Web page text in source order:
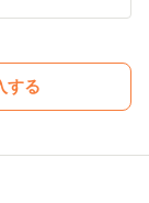
する